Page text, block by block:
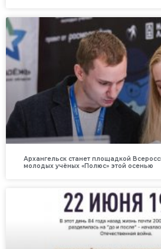
Архангельск станет площадкой
молодых учёных «Полюс» этой осенью